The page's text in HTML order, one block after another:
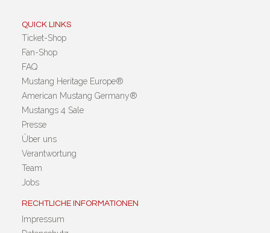
QUICK LINKS
Ticket-Shop
Fan-Shop
FAQ
Mustang Heritage Europe®
American Mustang Germany®
Mustangs 4 Sale
Presse
Über uns
Verantwortung
Team
Jobs
RECHTLICHE INFORMATIONEN
Impressum